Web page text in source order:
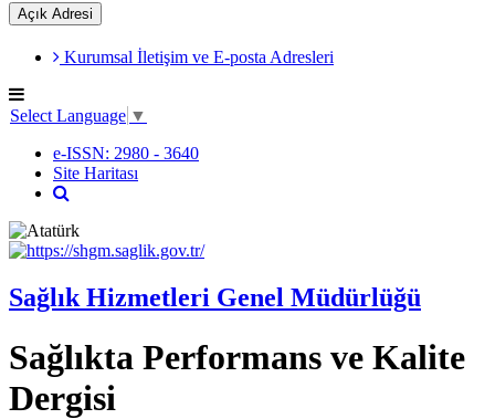
Açık Adresi
Kurumsal İletişim ve E-posta Adresleri
Select Language ▼
e-ISSN: 2980 - 3640
Site Haritası
Sağlık Hizmetleri Genel Müdürlüğü
Sağlıkta Performans ve Kalite
Dergisi